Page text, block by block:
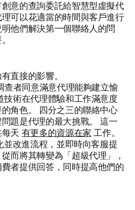
意的查詢委託給智慧型虛擬代
可以花適當的時間與客戶進行
他們解決第一個聯絡人的問
直接的影響。
查者同意滿意代理能夠建立愉
技術在代理體驗和工作滿意度
角色。 四分之三的聯絡中心
題是代理的最大挑戰。 這一
天 有更多的資源在家 工作。
並改進流程，並即時向客服提
而將其轉變為「超級代理」，
者提供回答，同時提高他們的